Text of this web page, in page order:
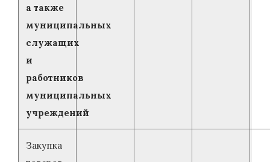
а также
муниципальных
служащих
и
работников
муниципальных
учреждений
Закупка